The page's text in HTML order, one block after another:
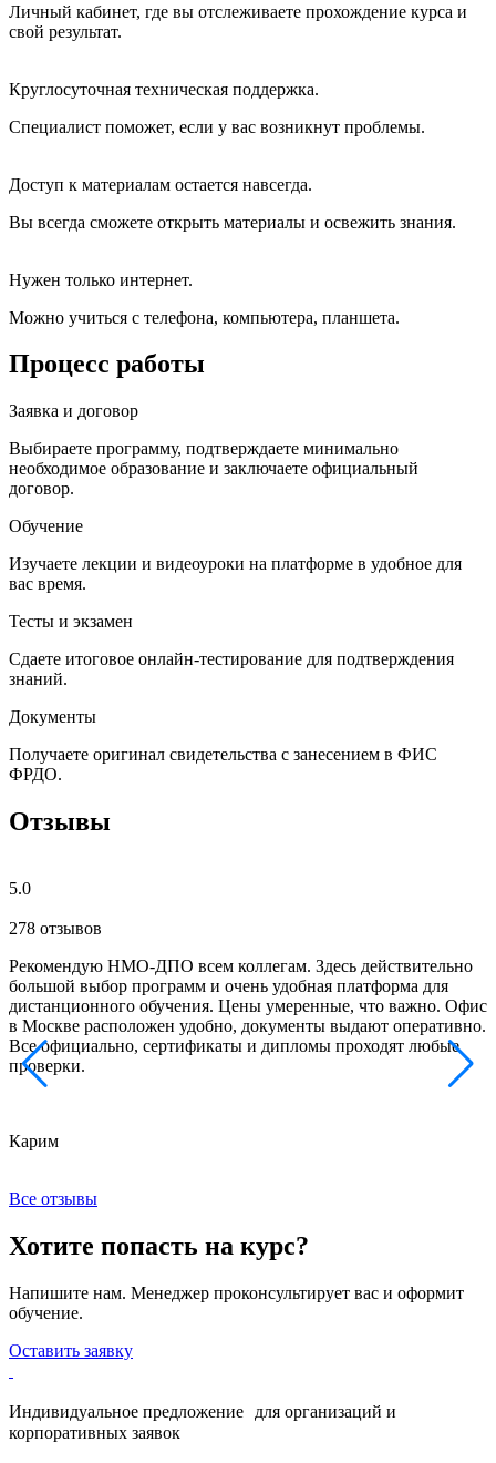
Личный кабинет, где вы отслеживаете прохождение курса и
свой результат.
Круглосуточная техническая поддержка.
Специалист поможет, если у вас возникнут проблемы.
Доступ к материалам остается навсегда.
Вы всегда сможете открыть материалы и освежить знания.
Нужен только интернет.
Можно учиться с телефона, компьютера, планшета.
Процесс работы
Заявка и договор
Выбираете программу, подтверждаете минимально
необходимое образование и заключаете официальный
договор.
Обучение
Изучаете лекции и видеоуроки на платформе в удобное для
вас время.
Тесты и экзамен
Сдаете итоговое онлайн-тестирование для подтверждения
знаний.
Документы
Получаете оригинал свидетельства с занесением в ФИС
ФРДО.
Отзывы
5.0
278 отзывов
Рекомендую НМО-ДПО всем коллегам. Здесь действительно
большой выбор программ и очень удобная платформа для
дистанционного обучения. Цены умеренные, что важно. Офис
в Москве расположен удобно, документы выдают оперативно.
Все официально, сертификаты и дипломы проходят любые
проверки.
Карим
Все отзывы
Хотите попасть на курс?
Напишите нам. Менеджер проконсультирует вас и оформит
обучение.
Оставить заявку
Индивидуальное предложение для организаций и
корпоративных заявок